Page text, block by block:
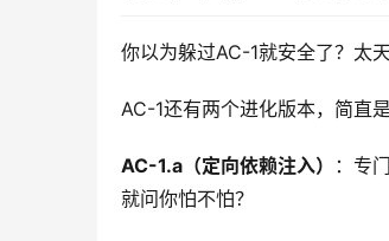
你以为躲过AC-1就安全了？太天
AC-1还有两个进化版本，简直
AC-1.a（定向依赖注入）
：专
就问你怕不怕？